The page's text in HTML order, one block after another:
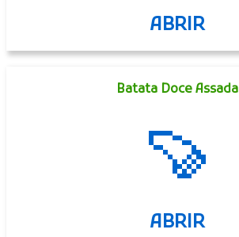
ABRIR
Batata Doce Assada
🍠
ABRIR